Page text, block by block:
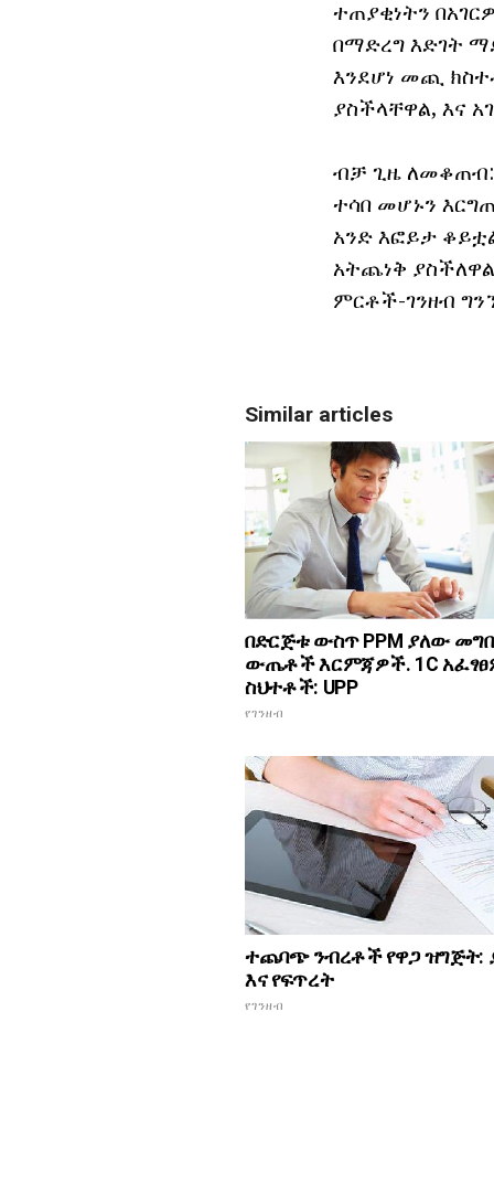
ተጠያቂነትን
በማድረግ እድገት
እንደሆነ መጪ
ያስችላቸዋል, እና
ብቻ ጊዜ ለመቆጠብ:
ተሳበ መሆኑን
አንድ እፎይታ
አትጨነቅ
ምርቶች-ገንዘብ
Similar articles
በድርጅቱ ውስጥ PPM ያለው
ውጤቶች እርምጃዎች. 1C
ስህተቶች: UPP
የገንዘብ
ተጨባጭ ንብረቶች የዋጋ ዝግጅት:
እና የፍጥረት
የገንዘብ